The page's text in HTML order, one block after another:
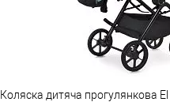
Коляска дитяча прогулянкова